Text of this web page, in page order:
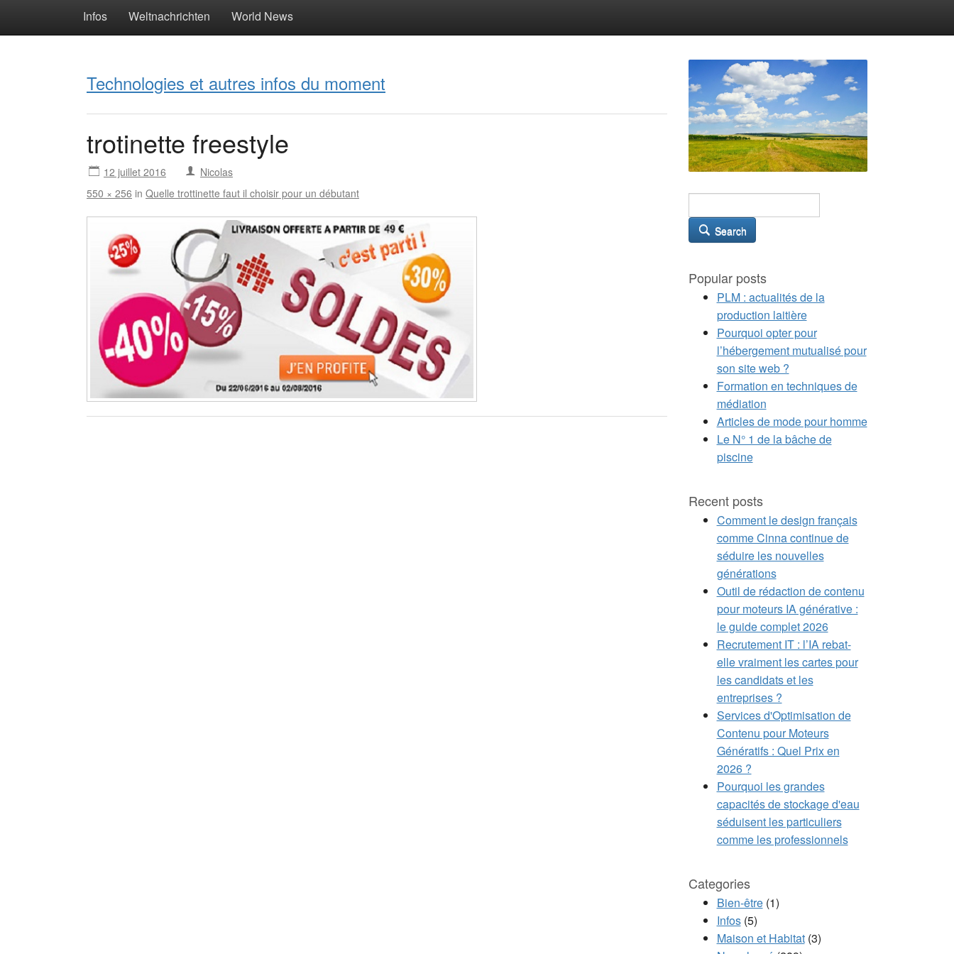
Infos Weltnachrichten World News
Technologies et autres infos du moment
trotinette freestyle
12 juillet 2016
Nicolas
550 × 256 in Quelle trottinette faut il choisir pour un débutant
Search
Popular posts
PLM : actualités de la
production laitière
Pourquoi opter pour
l’hébergement mutualisé pour
son site web ?
Formation en techniques de
médiation
Articles de mode pour homme
Le N° 1 de la bâche de
piscine
Recent posts
Comment le design français
comme Cinna continue de
séduire les nouvelles
générations
Outil de rédaction de contenu
pour moteurs IA générative :
le guide complet 2026
Recrutement IT : l’IA rebat-
elle vraiment les cartes pour
les candidats et les
entreprises ?
Services d'Optimisation de
Contenu pour Moteurs
Génératifs : Quel Prix en
2026 ?
Pourquoi les grandes
capacités de stockage d'eau
séduisent les particuliers
comme les professionnels
Categories
Bien-être(1)
Infos(5)
Maison et Habitat(3)